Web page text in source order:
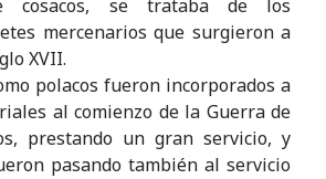
cosacos, se trataba de los
mercenarios que surgieron a
XVII.
polacos fueron incorporados a
al comienzo de la Guerra de
prestando un gran servicio, y
pasando también al servicio